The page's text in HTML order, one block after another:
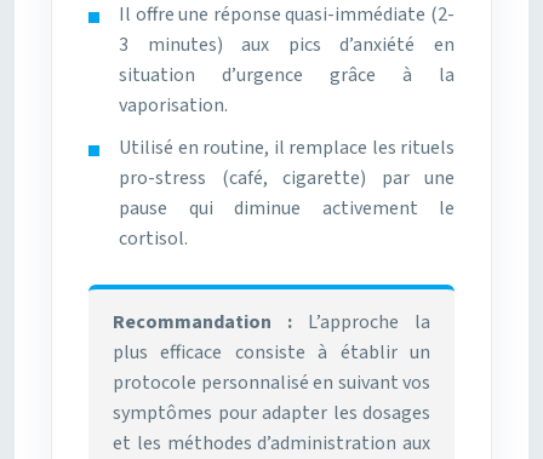
Il offre une réponse quasi-immédiate (2-
3 minutes) aux pics d’anxiété en
situation d’urgence grâce à la
vaporisation.
Utilisé en routine, il remplace les rituels
pro-stress (café, cigarette) par une
pause qui diminue activement le
cortisol.
Recommandation : L’approche la
plus efficace consiste à établir un
protocole personnalisé en suivant vos
symptômes pour adapter les dosages
et les méthodes d’administration aux